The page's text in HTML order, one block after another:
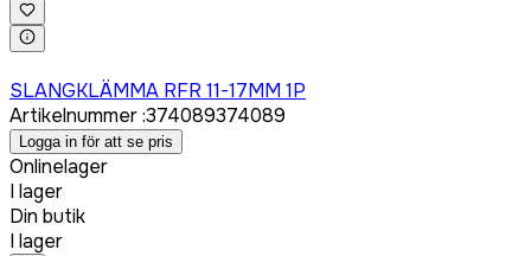
SLANGKLÄMMA RFR 11-17MM 1P
Artikelnummer:374089374089
Logga in för att se pris
Onlinelager
I lager
Din butik
I lager